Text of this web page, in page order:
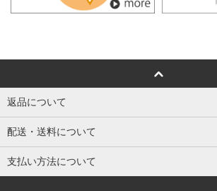
返品について
配送・送料について
支払い方法について